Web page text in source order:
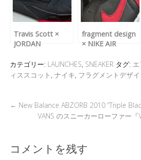
Travis Scott ×
JORDAN
“Triple Black” が公
開
fragment design
× NIKE AIR
が公開
カテゴリー: LAUNCHES, SNEAKER タグ:
ィススコット , ナイキ, フラグメントデザ
← New Balance ABZORB 2010 “Triple
VANS のスニーカーローファー『
コメントを残す